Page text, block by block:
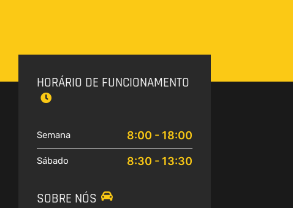
HORÁRIO DE FUNCIONAMENTO
Semana 8:00 - 18:00
Sábado 8:30 - 13:30
SOBRE NÓS